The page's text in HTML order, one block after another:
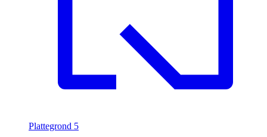
Plattegrond 5